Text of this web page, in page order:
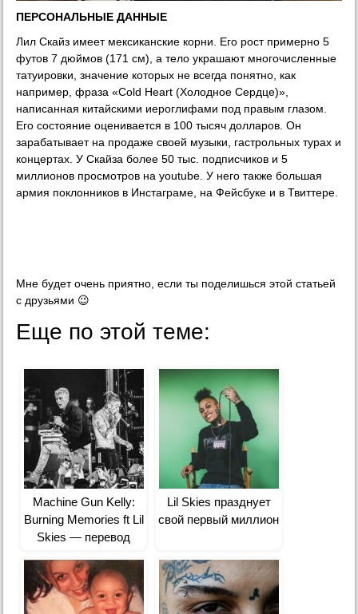
ПЕРСОНАЛЬНЫЕ ДАННЫЕ
Лил Скайз имеет мексиканские корни. Его рост примерно 5
футов 7 дюймов (171 см), а тело украшают многочисленные
татуировки, значение которых не всегда понятно, как
например, фраза «Cold Heart (Холодное Сердце)»,
написанная китайскими иероглифами под правым глазом.
Его состояние оценивается в 100 тысяч долларов. Он
зарабатывает на продаже своей музыки, гастрольных турах и
концертах. У Скайза более 50 тыс. подписчиков и 5
миллионов просмотров на youtube. У него также большая
армия поклонников в Инстаграме, на Фейсбуке и в Твиттере.
Мне будет очень приятно, если ты поделишься этой статьей
с друзьями 😉
Еще по этой теме:
Machine Gun Kelly:
Burning Memories ft Lil
Skies — перевод
Lil Skies празднует
свой первый миллион